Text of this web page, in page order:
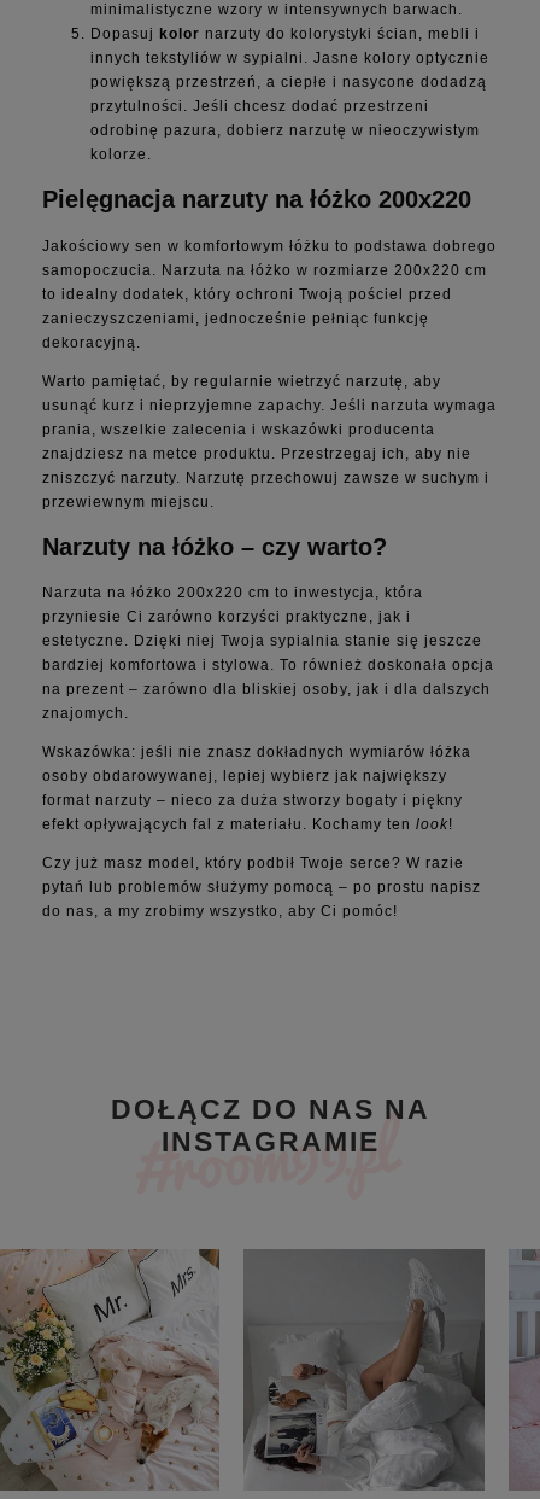
minimalistyczne wzory w intensywnych barwach.
Dopasuj kolor narzuty do kolorystyki ścian, mebli i
innych tekstyliów w sypialni. Jasne kolory optycznie
powiększą przestrzeń, a ciepłe i nasycone dodadzą
przytulności. Jeśli chcesz dodać przestrzeni
odrobinę pazura, dobierz narzutę w nieoczywistym
kolorze.
Pielęgnacja narzuty na łóżko 200x220
Jakościowy sen w komfortowym łóżku to podstawa dobrego
samopoczucia. Narzuta na łóżko w rozmiarze 200x220 cm
to idealny dodatek, który ochroni Twoją pościel przed
zanieczyszczeniami, jednocześnie pełniąc funkcję
dekoracyjną.
Warto pamiętać, by regularnie wietrzyć narzutę, aby
usunąć kurz i nieprzyjemne zapachy. Jeśli narzuta wymaga
prania, wszelkie zalecenia i wskazówki producenta
znajdziesz na metce produktu. Przestrzegaj ich, aby nie
zniszczyć narzuty. Narzutę przechowuj zawsze w suchym i
przewiewnym miejscu.
Narzuty na łóżko – czy warto?
Narzuta na łóżko 200x220 cm to inwestycja, która
przyniesie Ci zarówno korzyści praktyczne, jak i
estetyczne. Dzięki niej Twoja sypialnia stanie się jeszcze
bardziej komfortowa i stylowa. To również doskonała opcja
na prezent – zarówno dla bliskiej osoby, jak i dla dalszych
znajomych.
Wskazówka: jeśli nie znasz dokładnych wymiarów łóżka
osoby obdarowywanej, lepiej wybierz jak największy
format narzuty – nieco za duża stworzy bogaty i piękny
efekt opływających fal z materiału. Kochamy ten look!
Czy już masz model, który podbił Twoje serce? W razie
pytań lub problemów służymy pomocą – po prostu napisz
do nas, a my zrobimy wszystko, aby Ci pomóc!
DOŁĄCZ DO NAS NA
INSTAGRAMIE